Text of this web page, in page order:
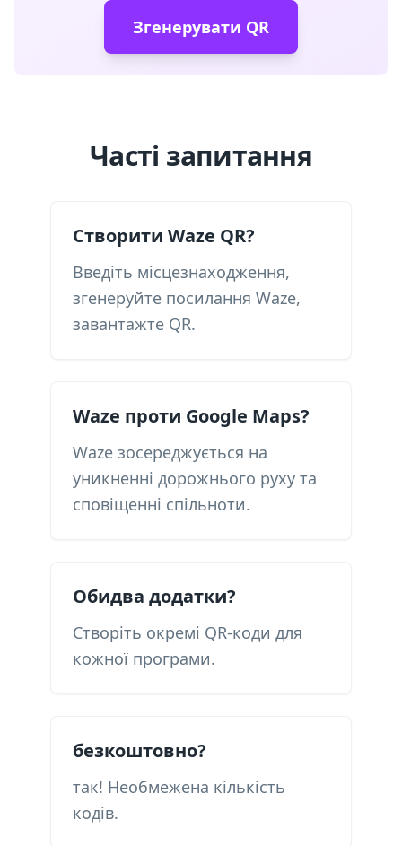
Згенерувати QR
Часті запитання
Створити Waze QR?
Введіть місцезнаходження,
згенеруйте посилання Waze,
завантажте QR.
Waze проти Google Maps?
Waze зосереджується на
уникненні дорожнього руху та
сповіщенні спільноти.
Обидва додатки?
Створіть окремі QR-коди для
кожної програми.
безкоштовно?
так! Необмежена кількість
кодів.